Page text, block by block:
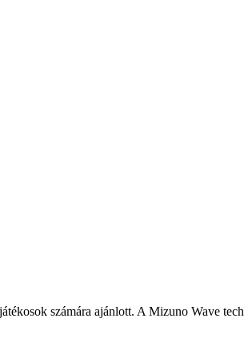
számára ajánlott. A Mizuno Wave